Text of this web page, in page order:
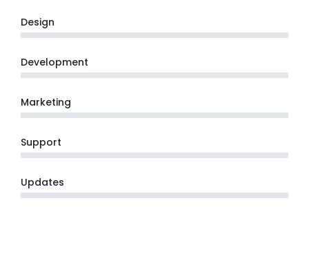
Design
Development
Marketing
Support
Updates